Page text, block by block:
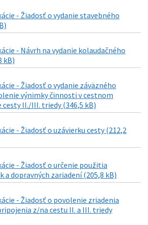
- Žiadosť o vydanie stavebného
- Návrh na vydanie kolaudačného
kB)
- Žiadosť o vydanie záväzného
výnimky činnosti v cestnom
II./III. triedy (346,5 kB)
- Žiadosť o uzávierku cesty (212,2
- Žiadosť o určenie použitia
a dopravných zariadení (205,8 kB)
- Žiadosť o povolenie zriadenia
z/na cestu II. a III. triedy